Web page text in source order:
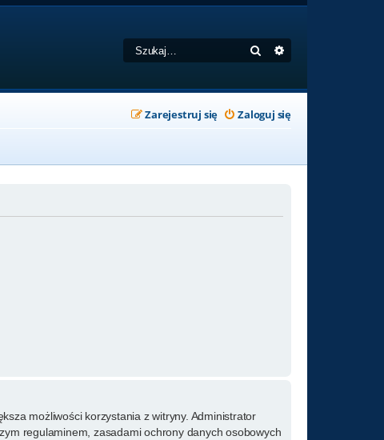
Szukaj
Zaloguj się
Zarejestruj się
możliwości korzystania z witryny. Administrator
regulaminem, zasadami ochrony danych osobowych